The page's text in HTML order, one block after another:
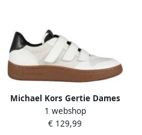
Michael Kors Gertie Dames
Sneaker Cream Multi
1 webshop
€ 129,99